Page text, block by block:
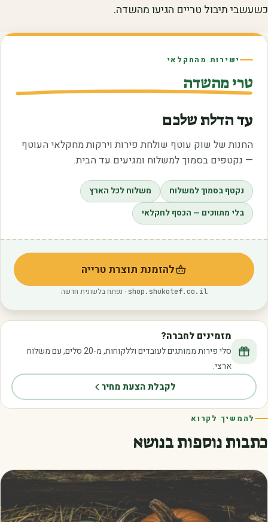
כשעשבי תיבול טריים הגיעו מהשדה.
ישירות מהחקלאי
טרי מהשדה
עד הדלת שלכם
החנות של שוק עוטף שולחת פירות וירקות מחקלאי העוטף
— נקטפים בסמוך למשלוח ומגיעים עד הבית.
נקטף בסמוך למשלוח
משלוח לכל הארץ
בלי מתווכים — הכסף לחקלאי
להזמנת תוצרת טרייה
(נפתח בלשונית חדשה)
shop.shukotef.co.il · נפתח בלשונית חדשה
מזמינים לחברה?
סלי פירות ממותגים לעובדים וללקוחות, מ-20 סלים, עם משלוח
ארצי.
לקבלת הצעת מחיר
להמשיך לקרוא
כתבות נוספות בנושא